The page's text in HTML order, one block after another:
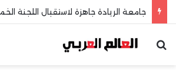
بحث عن